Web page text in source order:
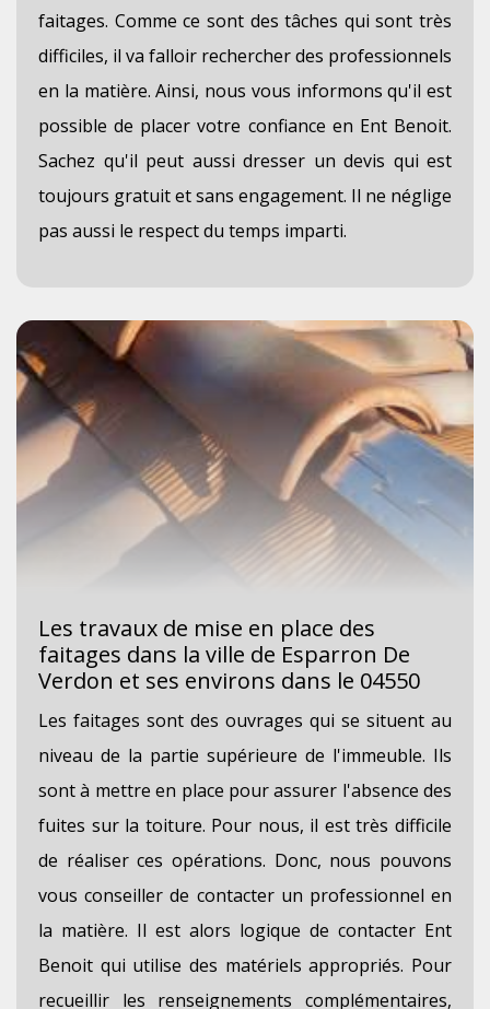
faitages. Comme ce sont des tâches qui sont très
difficiles, il va falloir rechercher des professionnels
en la matière. Ainsi, nous vous informons qu'il est
possible de placer votre confiance en Ent Benoit.
Sachez qu'il peut aussi dresser un devis qui est
toujours gratuit et sans engagement. Il ne néglige
pas aussi le respect du temps imparti.
Les travaux de mise en place des
faitages dans la ville de Esparron De
Verdon et ses environs dans le 04550
Les faitages sont des ouvrages qui se situent au
niveau de la partie supérieure de l'immeuble. Ils
sont à mettre en place pour assurer l'absence des
fuites sur la toiture. Pour nous, il est très difficile
de réaliser ces opérations. Donc, nous pouvons
vous conseiller de contacter un professionnel en
la matière. Il est alors logique de contacter Ent
Benoit qui utilise des matériels appropriés. Pour
recueillir les renseignements complémentaires,